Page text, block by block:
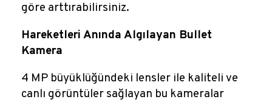
göre arttırabilirsiniz.
Hareketleri Anında Algılayan Bullet
Kamera
4 MP büyüklüğündeki lensler ile kaliteli ve
canlı görüntüler sağlayan bu kameralar